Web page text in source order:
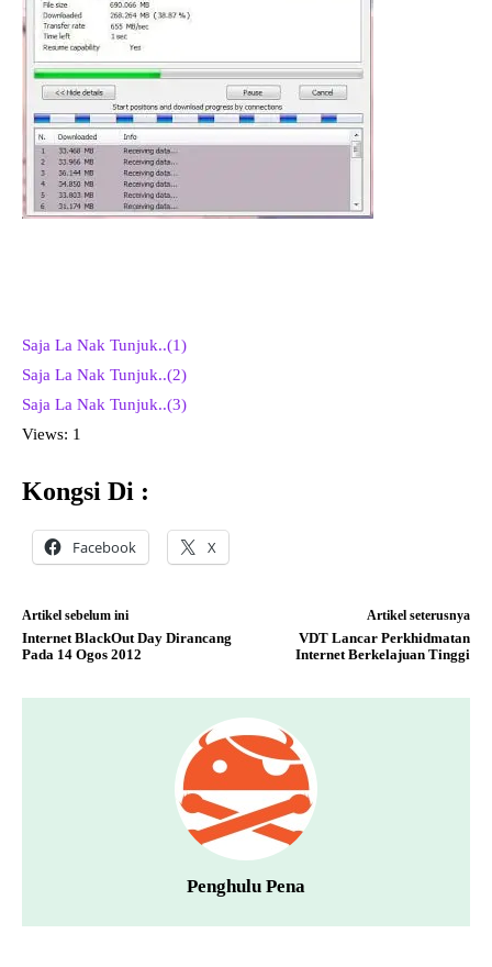
Saja La Nak Tunjuk..(1)
Saja La Nak Tunjuk..(2)
Saja La Nak Tunjuk..(3)
Views: 1
Kongsi Di :
Facebook X
Artikel sebelum ini
Internet BlackOut Day Dirancang
Pada 14 Ogos 2012
Artikel seterusnya
VDT Lancar Perkhidmatan
Internet Berkelajuan Tinggi
Penghulu Pena